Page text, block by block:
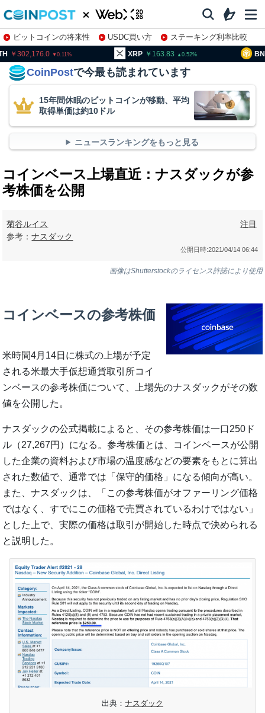
ビットコインの将来性 USDC買い方
ステーキング利率比較
株特集・関連銘柄
0.11 XRP 163.83 0.52 BNB
CoinPostで今最も読まれています
15年間休眠のビットコインが移動、平均
取得単価は約10ドル
ニュースランキングをもっと見る
コインベース上場直近：ナスダックが参
考株価を公開
菊谷ルイス
参考：ナスダック
注目
公開日時:2021/04/14 06:44
画像はShutterstockのライセンス許諾により使用
コインベースの参考株価
米時間4月14日に株式の上場が予定
される米最大手仮想通貨取引所コイ
ンベースの参考株価について、上場先のナスダックがその数
値を公開した。
ナスダックの公式掲載によると、その参考株価は一口250ド
ル（27,267円）になる。参考株価とは、コインベースが公開
した企業の資料および市場の温度感などの要素をもとに算出
された数値で、通常では「保守的価格」になる傾向が高い。
また、ナスダックは、「この参考株価がオファーリング価格
ではなく、すでにこの価格で売買されているわけではない」
とした上で、実際の価格は取引が開始した時点で決められる
と説明した。
出典： ナスダック